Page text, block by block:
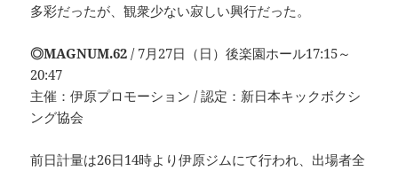
多彩だったが、観衆少ない寂しい興行だった。
◎MAGNUM.62 / 7月27日（日）後楽園ホール17:15～
20:47
主催：伊原プロモーション / 認定：新日本キックボクシ
ング協会
前日計量は26日14時より伊原ジムにて行われ、出場者全